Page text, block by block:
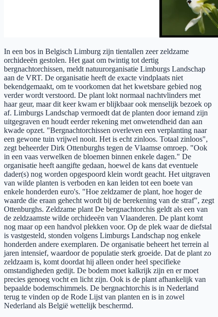
In een bos in Belgisch Limburg zijn tientallen zeer zeldzame
orchideeën gestolen. Het gaat om twintig tot dertig
bergnachtorchissen, meldt natuurorganisatie Limburgs Landschap
aan de VRT. De organisatie heeft de exacte vindplaats niet
bekendgemaakt, om te voorkomen dat het kwetsbare gebied nog
verder wordt verstoord. De plant lokt normaal nachtvlinders met
haar geur, maar dit keer kwam er blijkbaar ook menselijk bezoek op
af. Limburgs Landschap vermoedt dat de planten door iemand zijn
uitgegraven en houdt eerder rekening met onwetendheid dan aan
kwade opzet. "Bergnachtorchissen overleven een verplanting naar
een gewone tuin vrijwel nooit. Het is echt zinloos. Totaal zinloos",
zegt beheerder Dirk Ottenburghs tegen de Vlaamse omroep. "Ook
in een vaas verwelken de bloemen binnen enkele dagen." De
organisatie heeft aangifte gedaan, hoewel de kans dat eventuele
dader(s) nog worden opgespoord klein wordt geacht. Het uitgraven
van wilde planten is verboden en kan leiden tot een boete van
enkele honderden euro's. "Hoe zeldzamer de plant, hoe hoger de
waarde die eraan gehecht wordt bij de berekening van de straf", zegt
Ottenburghs. Zeldzame plant De bergnachtorchis geldt als een van
de zeldzaamste wilde orchideeën van Vlaanderen. De plant komt
nog maar op een handvol plekken voor. Op de plek waar de diefstal
is vastgesteld, stonden volgens Limburgs Landschap nog enkele
honderden andere exemplaren. De organisatie beheert het terrein al
jaren intensief, waardoor de populatie sterk groeide. Dat de plant zo
zeldzaam is, komt doordat hij alleen onder heel specifieke
omstandigheden gedijt. De bodem moet kalkrijk zijn en er moet
precies genoeg vocht en licht zijn. Ook is de plant afhankelijk van
bepaalde bodemschimmels. De bergnachtorchis is in Nederland
terug te vinden op de Rode Lijst van planten en is in zowel
Nederland als België wettelijk beschermd.